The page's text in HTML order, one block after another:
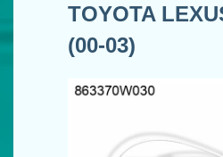
TOYOTA
(00-03)